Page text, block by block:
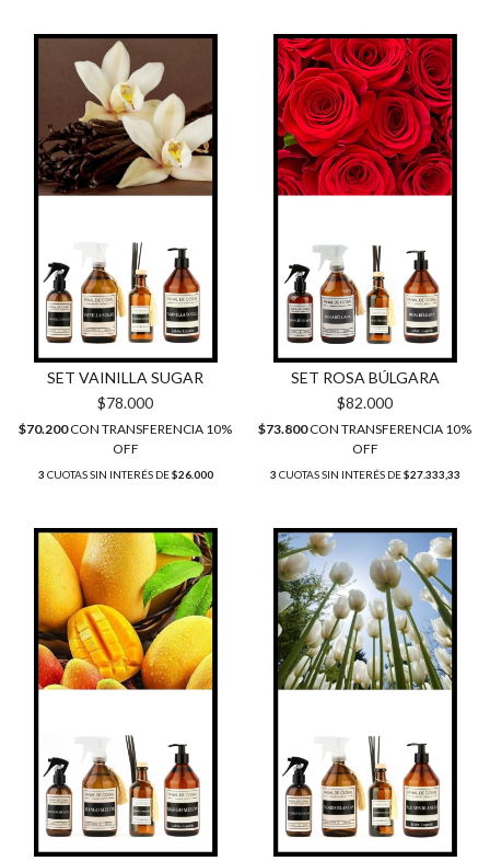
SET VAINILLA SUGAR
$78.000
$70.200CON TRANSFERENCIA 10%
OFF
3 CUOTAS SIN INTERÉS DE$26.000
SET ROSA BÚLGARA
$82.000
$73.800CON TRANSFERENCIA 10%
OFF
3 CUOTAS SIN INTERÉS DE$27.333,33